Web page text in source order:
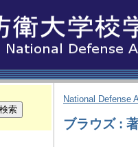
National Defense
ブラウズ :